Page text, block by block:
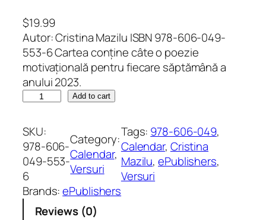
$19.99
Autor: Cristina Mazilu ISBN 978-606-049-
553-6 Cartea conține câte o poezie
motivațională pentru fiecare săptămână a
anului 2023.
l
e
n
d
a
r
Add to cart
SKU:
978-606-
049-553-
6
Category:
Calendar
Versuri
Tags: 978-606-049
Calendar, Cristina
Mazilu, ePublishers
Versuri
Brands:ePublishers
Reviews (0)